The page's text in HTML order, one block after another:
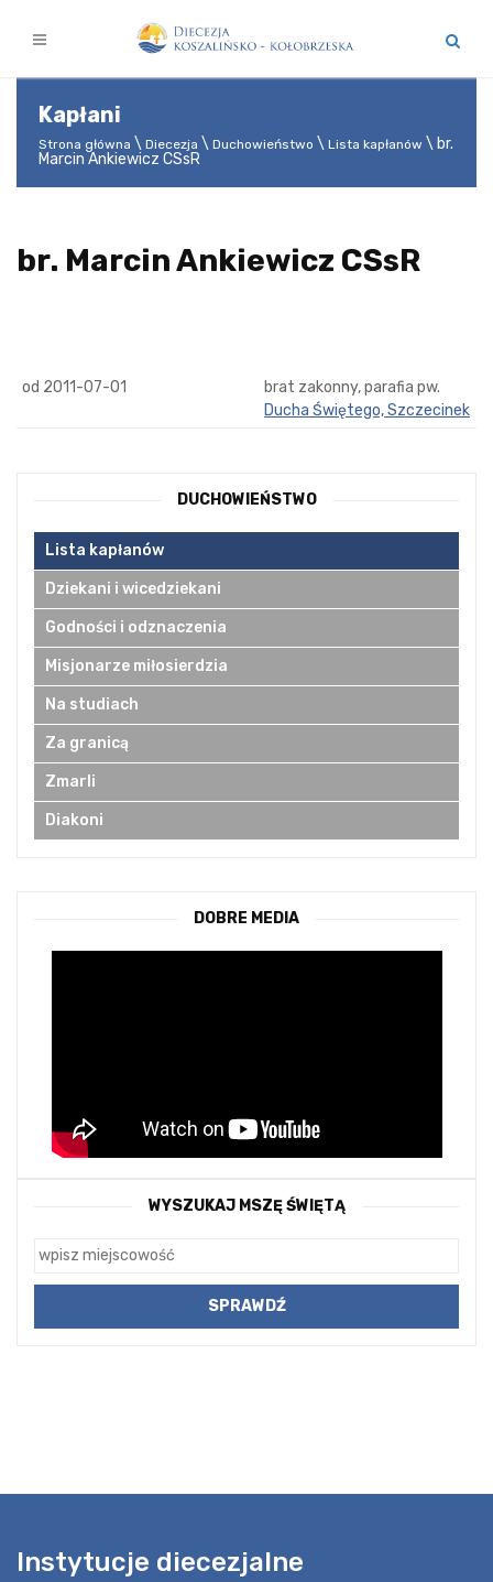
Kapłani
Strona główna Diecezja Duchowieństwo Lista kapłanów
br.
Marcin Ankiewicz CSsR
br. Marcin Ankiewicz CSsR
od 2011-07-01
brat zakonny, parafia pw.
Ducha Świętego, Szczecinek
DUCHOWIEŃSTWO
Lista kapłanów
Dziekani i wicedziekani
Godności i odznaczenia
Misjonarze miłosierdzia
Na studiach
Za granicą
Zmarli
Diakoni
DOBRE MEDIA
WYSZUKAJ MSZĘ ŚWIĘTĄ
Instytucje diecezjalne